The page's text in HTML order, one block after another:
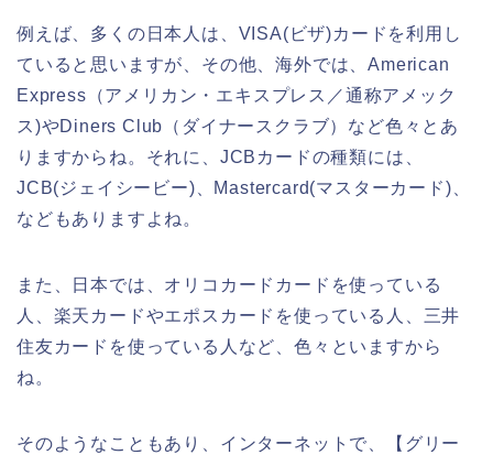
例えば、多くの日本人は、VISA(ビザ)カードを利用し
ていると思いますが、その他、海外では、American
Express（アメリカン・エキスプレス／通称アメック
ス)やDiners Club（ダイナースクラブ）など色々とあ
りますからね。それに、JCBカードの種類には、
JCB(ジェイシービー)、Mastercard(マスターカード)、
などもありますよね。
また、日本では、オリコカードカードを使っている
人、楽天カードやエポスカードを使っている人、三井
住友カードを使っている人など、色々といますから
ね。
そのようなこともあり、インターネットで、【グリー